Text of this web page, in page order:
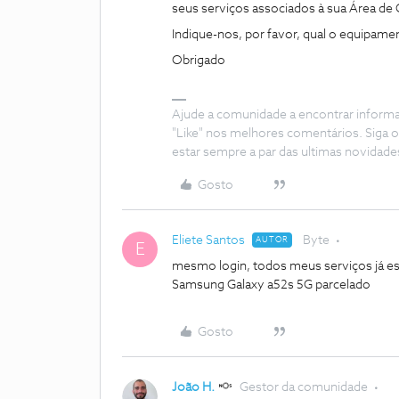
seus serviços associados à sua Área de
Indique-nos, por favor, qual o
Obrigado
Ajude a comunidade a encontrar
"Like" nos melhores comentários. Siga
estar sempre a par das ultimas
Gosto
E Eliete Santos AUTOR Byte
mesmo login, todos meus serviços já
Samsung Galaxy a52s 5G parcelado
Gosto
João H. Gestor da comunidade